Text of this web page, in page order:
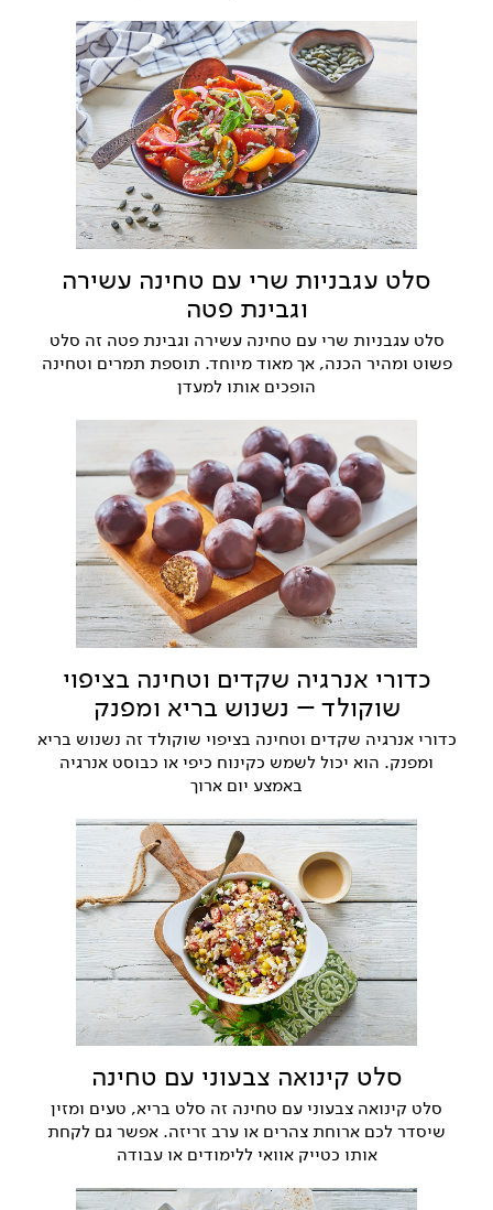
סלט עגבניות שרי עם טחינה עשירה
וגבינת פטה
סלט עגבניות שרי עם טחינה עשירה וגבינת פטה זה סלט
פשוט ומהיר הכנה, אך מאוד מיוחד. תוספת תמרים וטחינה
הופכים אותו למעדן
כדורי אנרגיה שקדים וטחינה בציפוי
שוקולד – נשנוש בריא ומפנק
כדורי אנרגיה שקדים וטחינה בציפוי שוקולד זה נשנוש בריא
ומפנק. הוא יכול לשמש כקינוח כיפי או כבוסט אנרגיה
באמצע יום ארוך
סלט קינואה צבעוני עם טחינה
סלט קינואה צבעוני עם טחינה זה סלט בריא, טעים ומזין
שיסדר לכם ארוחת צהרים או ערב זריזה. אפשר גם לקחת
אותו כטייק אוואי ללימודים או עבודה